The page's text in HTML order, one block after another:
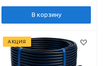
В корзину
АКЦИЯ